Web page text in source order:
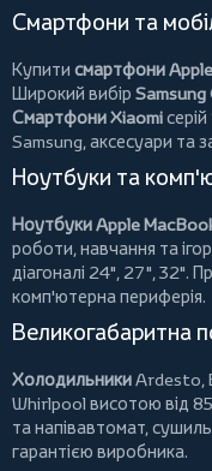
Смартфони та
Купити смартфони
Широкий вибір Samsung
Смартфони Xiaomi
Samsung, аксесуари та
Ноутбуки та
Ноутбуки Apple
роботи, навчання та
діагоналі 24", 27", 32".
комп'ютерна периферія.
Великогабаритна
ХолодильникиArdesto,
Whirlpool висотою від
та напівавтомат,
гарантією виробника.